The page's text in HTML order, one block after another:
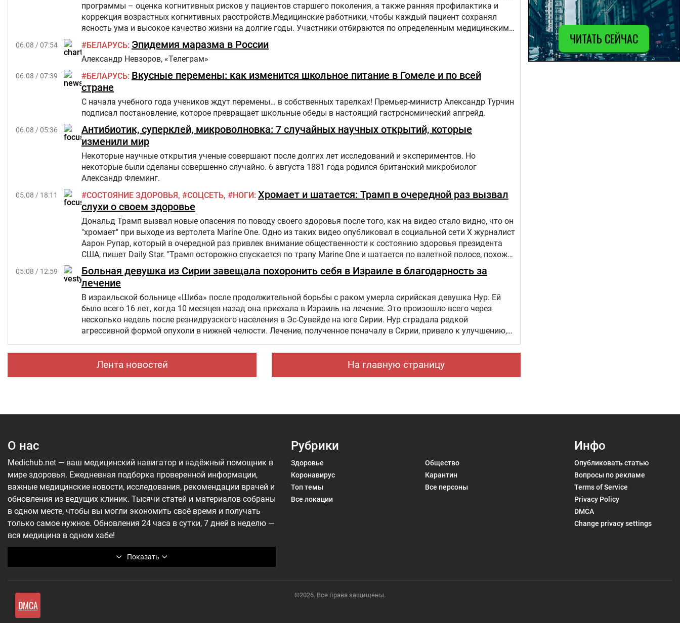
программы – оценка когнитивных рисков у пациентов старшего поколения, а также ранняя профилактика и
коррекция возрастных когнитивных расстройств.Медицинские работники, чтобы каждый пациент сохранял
ясность ума и высокое качество жизни на долгие годы. Участники отбираются по определенным медицинским
критериям из числа прикрепленного к поликлинике населения.Путь в проекте состоит из трех этапов:1.
06.08 / 07:54 БЕЛАРУСЬ Эпидемия маразма в России
Александр Невзоров, «Телеграм»
06.08 / 07:39 БЕЛАРУСЬ Вкусные перемены: как изменится школьное питание в Гомеле и по всей
стране
С начала учебного года учеников ждут перемены… в собственных тарелках! Премьер-министр Александр Турчин
подписал постановление, которое превращает школьные обеды в настоящий гастрономический апгрейд.
06.08 / 05:36
Антибиотик, суперклей, микроволновка: 7 случайных научных открытий, которые
изменили мир
Некоторые научные открытия ученые совершают после долгих лет исследований и экспериментов. Но
некоторые были сделаны совершенно случайно. 6 августа 1881 года родился британский микробиолог
Александр Флеминг.
05.08 / 18:11 СОСТОЯНИЕ ЗДОРОВЬЯ СОЦСЕТЬ НОГИ Хромает и шатается: Трамп в очередной раз вызвал
слухи о своем здоровье
Дональд Трамп вызвал новые опасения по поводу своего здоровья после того, как на видео стало видно, что он
"хромает" при выходе из вертолета Marine One. Одно из таких видео опубликовал в социальной сети Х журналист
Аарон Рупар, который в очередной раз привлек внимание общественности к состоянию здоровья президента
США, пишет Daily Star. "Трамп осторожно спускается по трапу Marine One и шатается по взлетной полосе, похоже,
слегка прихрамывая", — написал журналист.
05.08 / 12:59
Больная девушка из Сирии завещала похоронить себя в Израиле в благодарность за
лечение
В израильской больнице «Шиба» после продолжительной борьбы с раком умерла сирийская девушка Нур. Ей
было всего 16 лет, когда 10 месяцев назад она приехала в Израиль на лечение. Это произошло всего через
несколько недель после резнидрузского населения в Эс-Сувейде на юге Сирии. Нур страдала редкой
агрессивной формой опухоли в нижней челюсти. Лечение, полученное поначалу в Сирии, привело к улучшению,
но позже произошел рецидив болезни. Нур попала на лечение в «Шибу» в рамках гуманитарного проекта
«Шевет-ахим» («Кровные братья).
Лента новостей На главную страницу
О нас
Показать
Medichub.net — ваш медицинский навигатор и надёжный помощник в
мире здоровья. Ежедневная подборка проверенной информации,
важные медицинские новости, исследования, рекомендации врачей и
обновления из ведущих клиник. Тысячи статей и материалов собраны
в одном месте, чтобы вы могли экономить своё время и получать
только самое нужное. Обновления 24 часа в сутки, 7 дней в неделю —
вся медицина в одном хабе!
Рубрики
Здоровье
Общество
Коронавирус
Карантин
Топ темы
Все персоны
Все локации
Инфо
Опубликовать статью
Вопросы по рекламе
Terms of Service
Privacy Policy
DMCA
Change privacy settings
©2026. Все права защищены.
DMCA